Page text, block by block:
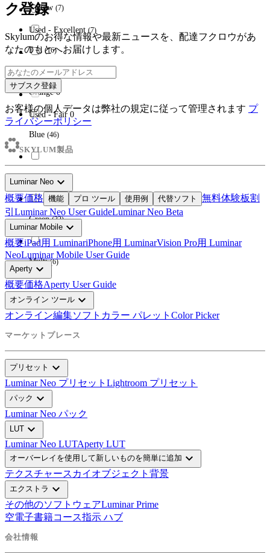
Yellow (7)
Red (16)
Orange 0
Blue (46)
Navi
Green (32)
Multi (6)
Used - Excellent (7)
Used - Good ( 16)
Used - Fair 0
ク登録
Skylumのお得な情報や最新ニュースを、配達フクロウがあ
なたのもとへお届けします。
サブスク登録
お客様の個人データは弊社の規定に従って管理されます プ
ライバシーポリシー
SKYLUM製品
Luminar Neo expand_more
概要価格 機能 プロ ツール 使用例 代替ソフト 無料体験板割
引 Luminar Neo User GuideLuminar Neo Beta
Luminar Mobile expand_more
概要iPad用 LuminariPhone用 LuminarVision Pro用 Luminar
NeoLuminar Mobile User Guide
Aperty expand_more
概要価格Aperty User Guide
オンライン ツール expand_more
オンライン編集ソフト カラー パレット Color Picker
マーケットプレース
プリセット expand_more
Luminar Neo プリセット Lightroom プリセット
パック expand_more
Luminar Neo パック
LUT expand_more
Luminar Neo LUTAperty LUT
オーバーレイを使用して新しいものを簡単に追加 expand_more
テクスチャースカイオブジェクト 背景
エクストラ expand_more
その他のソフトウェアLuminar Prime
空電子書籍コース指示 ハブ
会社情報